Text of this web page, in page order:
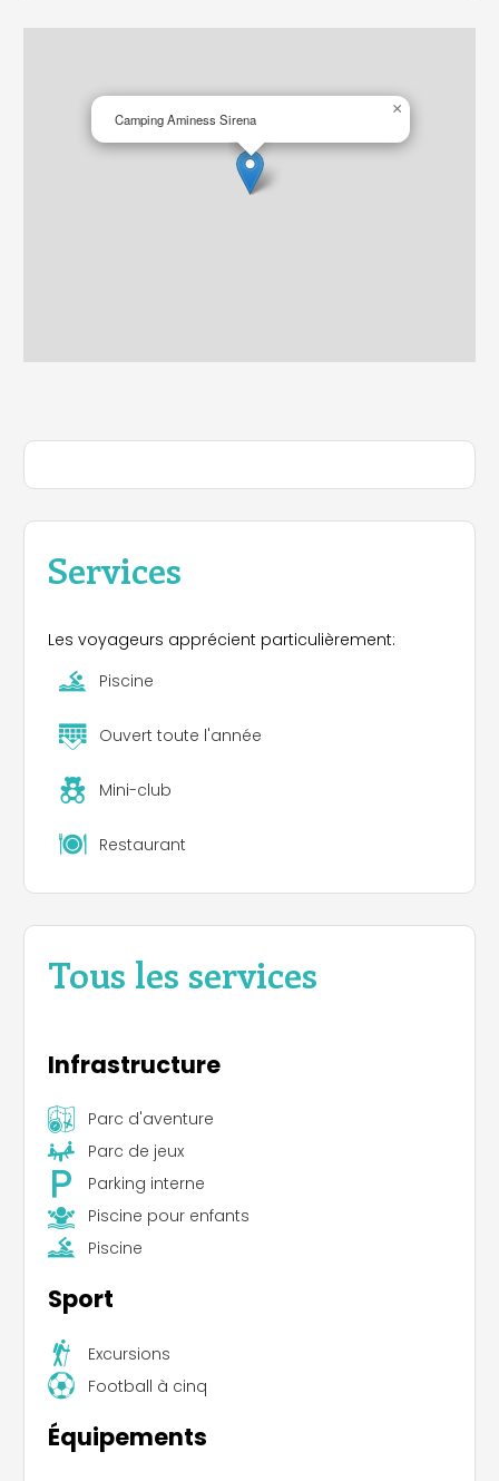
Services
Les voyageurs apprécient particulièrement:
Piscine
Ouvert toute l'année
Mini-club
Restaurant
Tous les services
Infrastructure
Parc d'aventure
Parc de jeux
Parking interne
Piscine pour enfants
Piscine
Sport
Excursions
Football à cinq
Équipements
Camping Aminess Sirena
×